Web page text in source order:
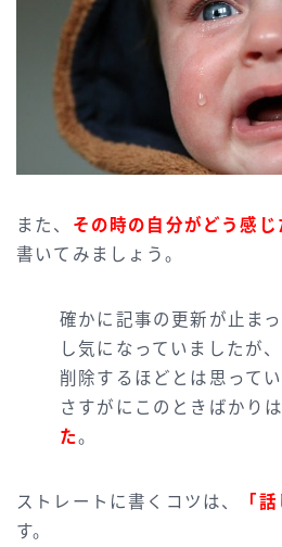
また、 その時の自分がどう感じ
書いてみましょう。
確かに記事の更新が止ま
し気になっていましたが
削除するほどとは思って
さすがにこのときばかりは
た。
ストレートに書くコツは、 「
す。